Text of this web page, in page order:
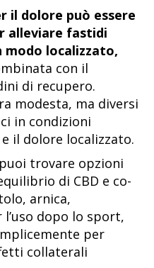
il dolore può essere
alleviare fastidi
localizzato,
con il
di recupero.
modesta, ma diversi
in condizioni
il dolore localizzato.
puoi trovare opzioni
di CBD e co-
arnica,
dopo lo sport,
per
collaterali